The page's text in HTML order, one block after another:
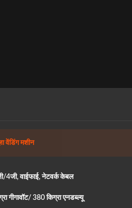
वेंडिंग मशीन
4जी, वाईफाई, नेटवर्क केबल
गीगावॉट/ 380 किग्रा एनडब्ल्यू